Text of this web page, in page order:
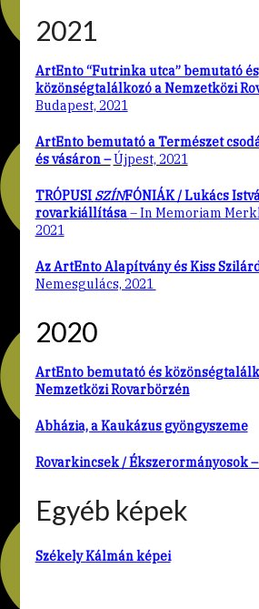
2021
ArtEnto “Futrinka utca” bemutató és
közönségtalálkozó a Nemzetközi
Budapest, 2021
ArtEnto bemutató a Természet
és vásáron –Újpest, 2021
TRÓPUSISZÍNFÓNIÁK / Lukács
rovarkiállítása– In Memoriam
2021
Az ArtEnto Alapítvány és Kiss
Nemesgulács, 2021
2020
ArtEnto bemutató és
Nemzetközi Rovarbörzén
Abházia, a Kaukázus gyöngyszeme
Rovarkincsek / Ékszerormányosok –
Egyéb képek
Székely Kálmán képei